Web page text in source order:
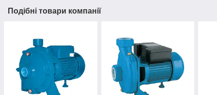
Подібні товари компанії